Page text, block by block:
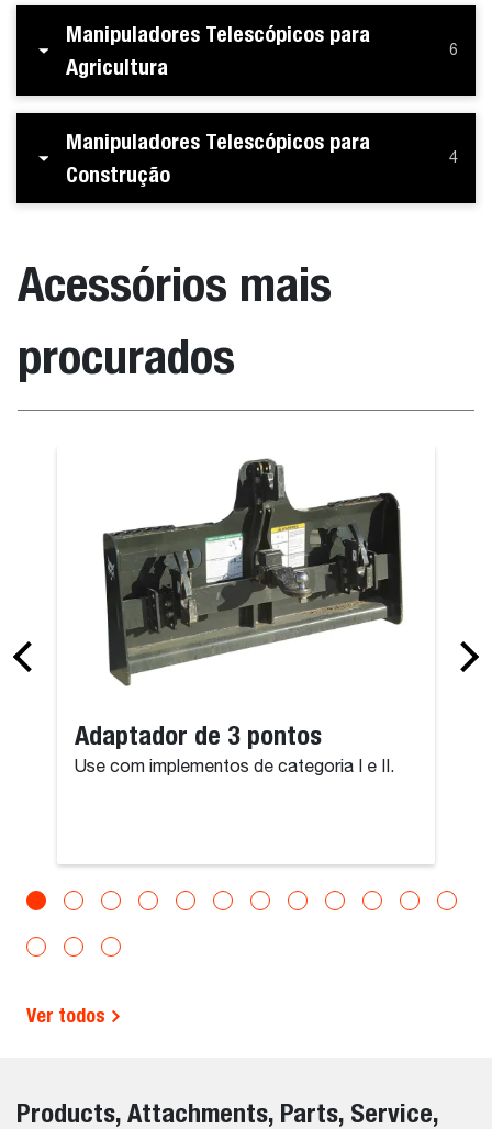
Manipuladores Telescópicos para
Agricultura
6
Manipuladores Telescópicos para
Construção
4
Acessórios mais
procurados
Adaptador de 3 pontos
Use com implementos de categoria I e II.
Ver todos
Products, Attachments, Parts, Service,